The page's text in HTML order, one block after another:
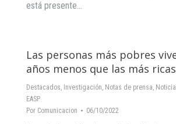
está presente…
Las personas más pobres
años menos que las más ricas
Destacados, Investigación, Notas de prensa,
EASP
Por Comunicacion 06/10/2022